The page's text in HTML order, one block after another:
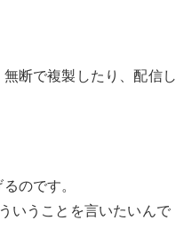
断で複製したり、配信し
のです。
いうことを言いたいんで